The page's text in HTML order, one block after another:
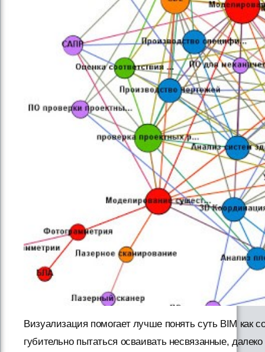
Визуализация помогает лучше понять суть BIM как
губительно пытаться осваивать несвязанные,